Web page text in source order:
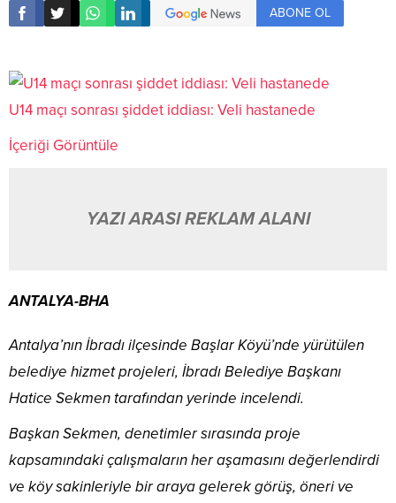
ABONE OL
U14 maçı sonrası şiddet iddiası: Veli hastanede
İçeriği Görüntüle
YAZI ARASI REKLAM ALANI
ANTALYA-BHA
Antalya’nın İbradı ilçesinde Başlar Köyü’nde yürütülen
belediye hizmet projeleri, İbradı Belediye Başkanı
Hatice Sekmen tarafından yerinde incelendi.
Başkan Sekmen, denetimler sırasında proje
kapsamındaki çalışmaların her aşamasını değerlendirdi
ve köy sakinleriyle bir araya gelerek görüş, öneri ve